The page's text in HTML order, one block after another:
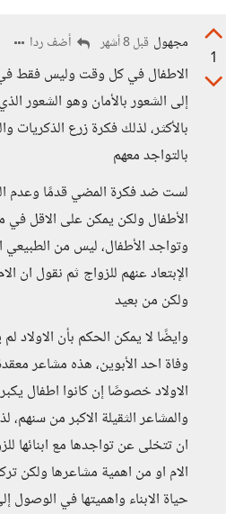
1
مجهول قبل 8 أشهر أضف ردا
الاطفال في كل وقت وليس فقط
إلى الشعور بالأمان وهو الشعور
بالأكثر، لذلك فكرة زرع الذكريات
بالتواجد معهم
لست ضد فكرة المضي قدمًا وعدم
الأطفال ولكن يمكن على الاقل في
وتواجد الأطفال، ليس من الطبيعي
الإبتعاد عنهم للزواج ثم نقول ان
ولكن من بعيد
وايضًا لا يمكن الحكم بأن الاولاد
وفاة احد الأبوين، هذه مشاعر
الاولاد خصوصًا إن كانوا اطفال
والمشاعر الثقيلة الاكبر من
ان تتخلى عن تواجدها مع ابنائها
الام او من اهمية مشاعرها ولكن
حياة الابناء واهميتها في الوصول